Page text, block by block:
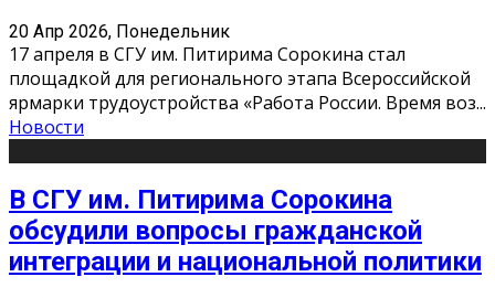
20 Апр 2026, Понедельник
17 апреля в СГУ им. Питирима Сорокина стал
площадкой для регионального этапа Всероссийской
ярмарки трудоустройства «Работа России. Время воз...
Новости
В СГУ им. Питирима Сорокина
обсудили вопросы гражданской
интеграции и национальной политики